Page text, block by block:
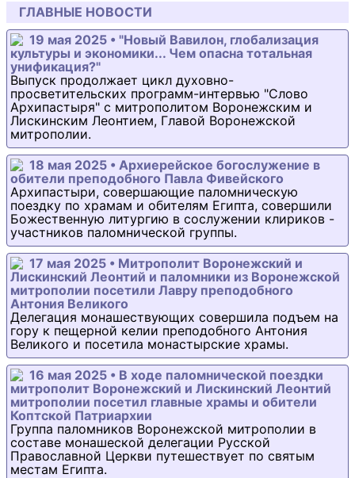
ГЛАВНЫЕ НОВОСТИ
19 мая 2025 • "Новый Вавилон, глобализация
культуры и экономики... Чем опасна тотальная
унификация?"
Выпуск продолжает цикл духовно-
просветительских программ-интервью "Слово
Архипастыря" с митрополитом Воронежским и
Лискинским Леонтием, Главой Воронежской
митрополии.
18 мая 2025 • Архиерейское богослужение в
обители преподобного Павла Фивейского
Архипастыри, совершающие паломническую
поездку по храмам и обителям Египта, совершили
Божественную литургию в сослужении клириков -
участников паломнической группы.
17 мая 2025 • Митрополит Воронежский и
Лискинский Леонтий и паломники из Воронежской
митрополии посетили Лавру преподобного
Антония Великого
Делегация монашествующих совершила подъем на
гору к пещерной келии преподобного Антония
Великого и посетила монастырские храмы.
16 мая 2025 • В ходе паломнической поездки
митрополит Воронежский и Лискинский Леонтий
митрополии посетил главные храмы и обители
Коптской Патриархии
Группа паломников Воронежской митрополии в
составе монашеской делегации Русской
Православной Церкви путешествует по святым
местам Египта.